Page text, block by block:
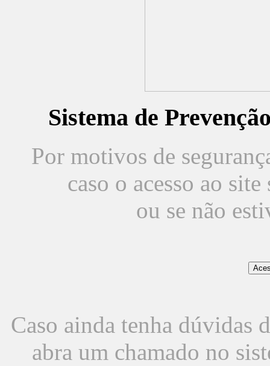
Sistema de
Por motivos de
caso o acesso ao
ou se não
Caso ainda tenha dúvidas
abra um chamado no